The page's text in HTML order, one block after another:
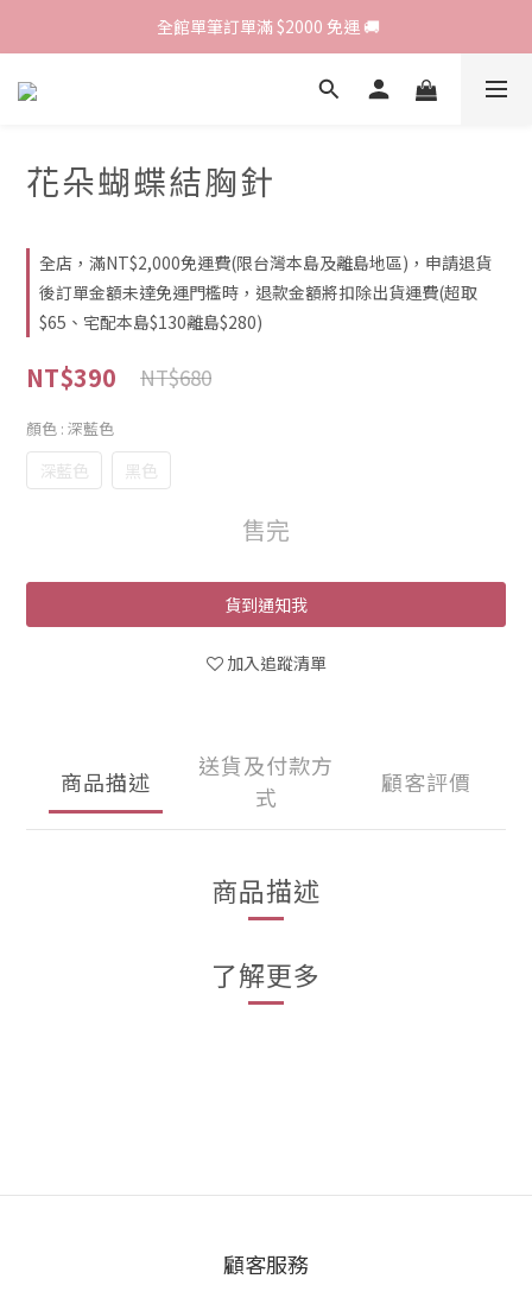
歡迎光臨 RED HOUSE! 新客註冊會員即贈$200購物金 ♥
全館單筆訂單滿 $2000 免運 🚚
歡迎光臨 RED HOUSE! 新客註冊會員即贈$200購物金 ♥
花朵蝴蝶結胸針
全店，滿NT$2,000免運費(限台灣本島及離島地區)，申請退貨
後訂單金額未達免運門檻時，退款金額將扣除出貨運費(超取
$65、宅配本島$130離島$280)
NT$390 NT$680
顏色 : 深藍色
深藍色 黑色
售完
貨到通知我
加入追蹤清單
商品描述
送貨及付款方
式
顧客評價
商品描述
了解更多
顧客服務